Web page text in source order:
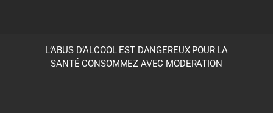
L’ABUS D’ALCOOL EST DANGEREUX POUR LA
SANTÉ CONSOMMEZ AVEC MODERATION